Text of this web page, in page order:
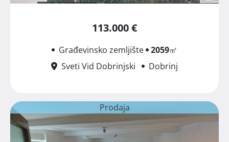
113.000 €
Građevinsko zemljište 2059㎡
Sveti Vid Dobrinjski
Dobrinj
Prodaja